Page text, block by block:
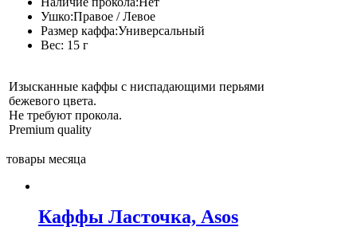
Ушко:Правое / Левое
Размер каффа:Универсальный
Вес: 15 г
Изысканные каффы с ниспадающими перьями
бежевого цвета.
Не требуют прокола.
Premium quality
товары месяца
Каффы Ласточка, Asos